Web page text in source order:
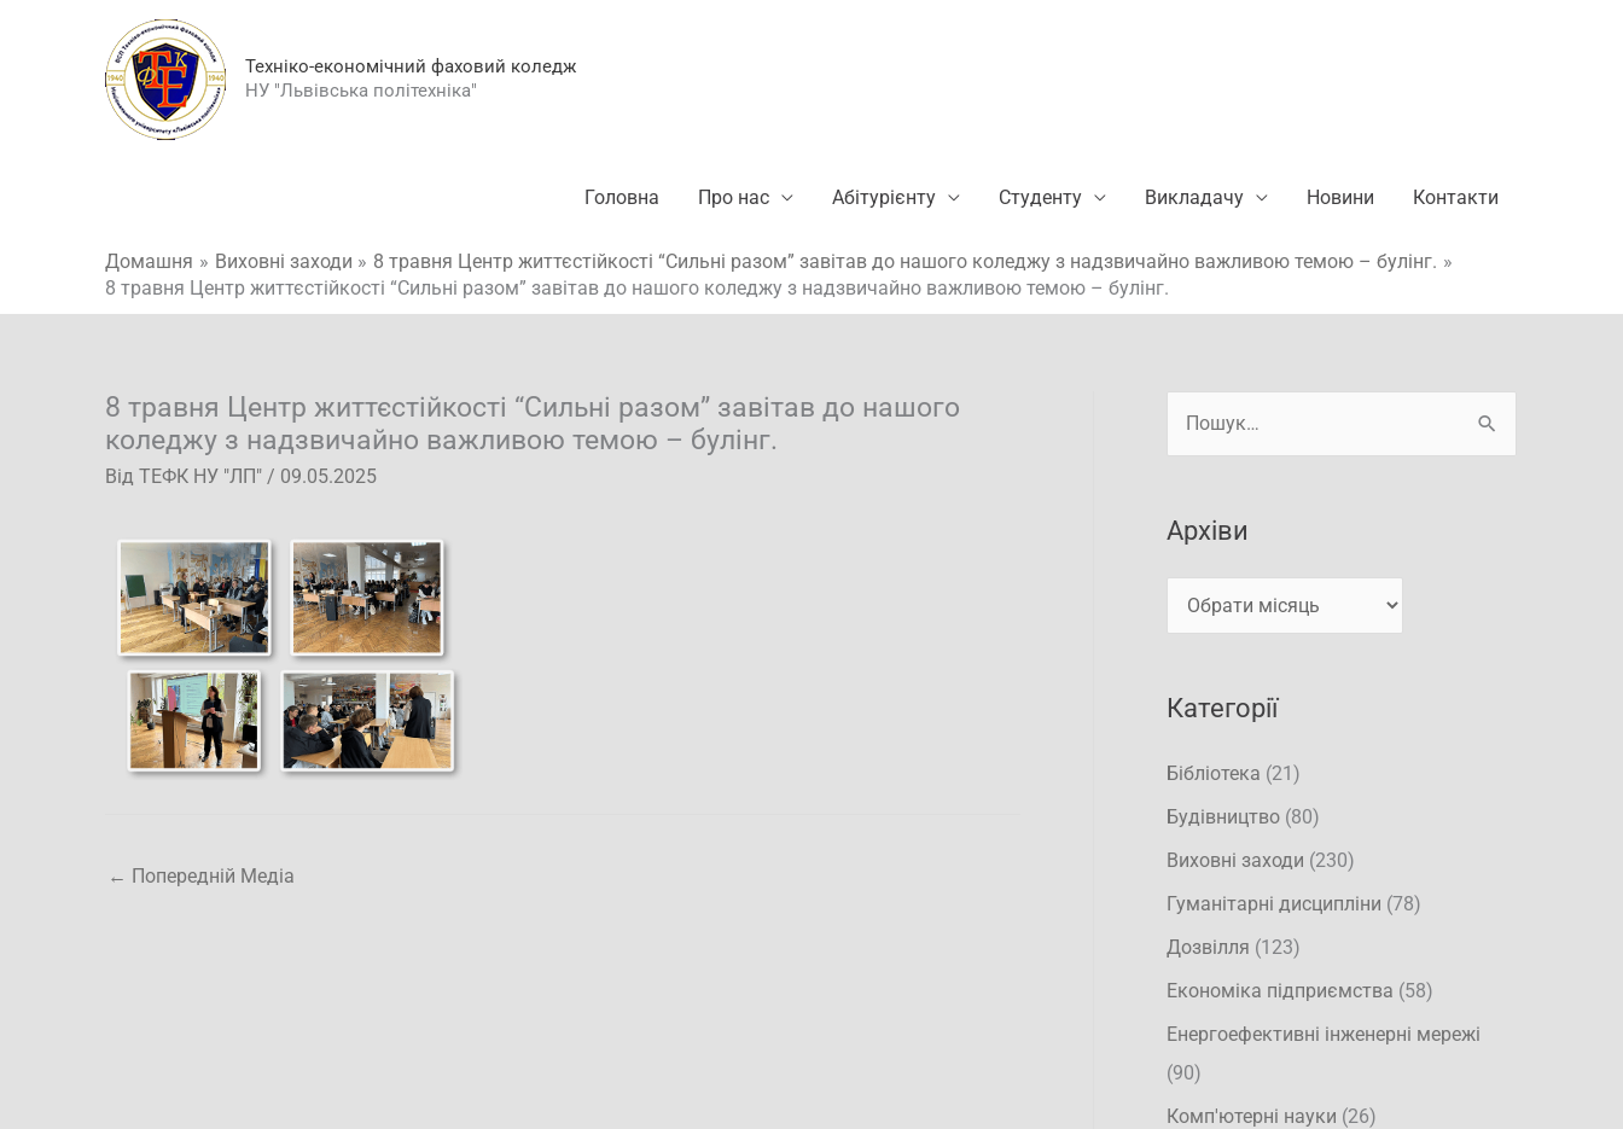
Техніко-економічний фаховий коледж
НУ "Львівська політехніка"
Головна Про нас Абітурієнту Студенту Викладачу Новини Контакти
Домашня Виховні заходи
8 травня Центр життєстійкості “Сильні разом” завітав до нашого коледжу з надзвичайно важливою темою – булінг.
8 травня Центр життєстійкості “Сильні разом” завітав до нашого коледжу з надзвичайно важливою темою – булінг.
8 травня Центр життєстійкості “Сильні разом” завітав до нашого
коледжу з надзвичайно важливою темою – булінг.
Від ТЕФК НУ "ЛП" / 09.05.2025
← Попередній Медіа
а
т
Архіви
Категорії
Бібліотека (21)
Будівництво (80)
Виховні заходи (230)
Гуманітарні дисципліни (78)
Дозвілля (123)
Економіка підприємства (58)
Енергоефективні інженерні мережі
(90)
Комп'ютерні науки (26)